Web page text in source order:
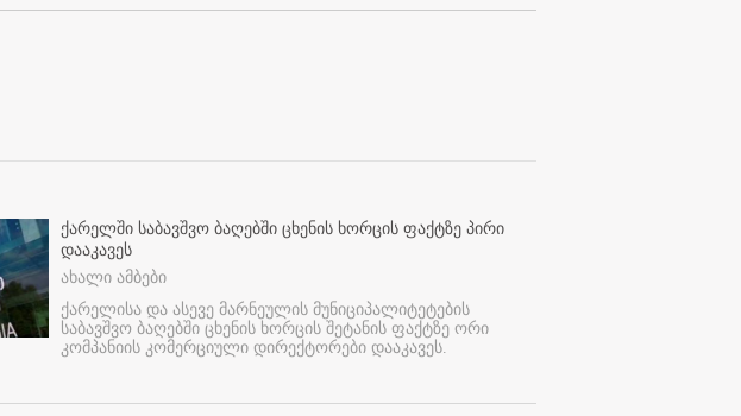
ქარელში საბავშვო ბაღებში ცხენის ხორცის ფაქტზე პირი
დააკავეს
ახალი ამბები
ქარელისა და ასევე მარნეულის მუნიციპალიტეტების
საბავშვო ბაღებში ცხენის ხორცის შეტანის ფაქტზე ორი
კომპანიის კომერციული დირექტორები დააკავეს.